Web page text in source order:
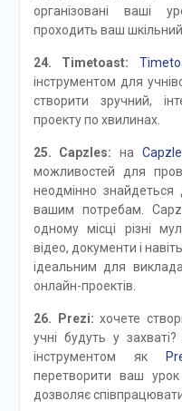
організовані ваші
проходить ваш
24. Timetoast:
інструментом для
створити зручний,
проекту по хвилинах.
25. Capzles: на
можливостей для
неодмінно
вашим потребам.
одному місці різні
відео, документи і
ідеальним для
онлайн-проектів.
26. Prezi: хочете
учні будуть у
інструментом як
перетворити ваш
дозволяє